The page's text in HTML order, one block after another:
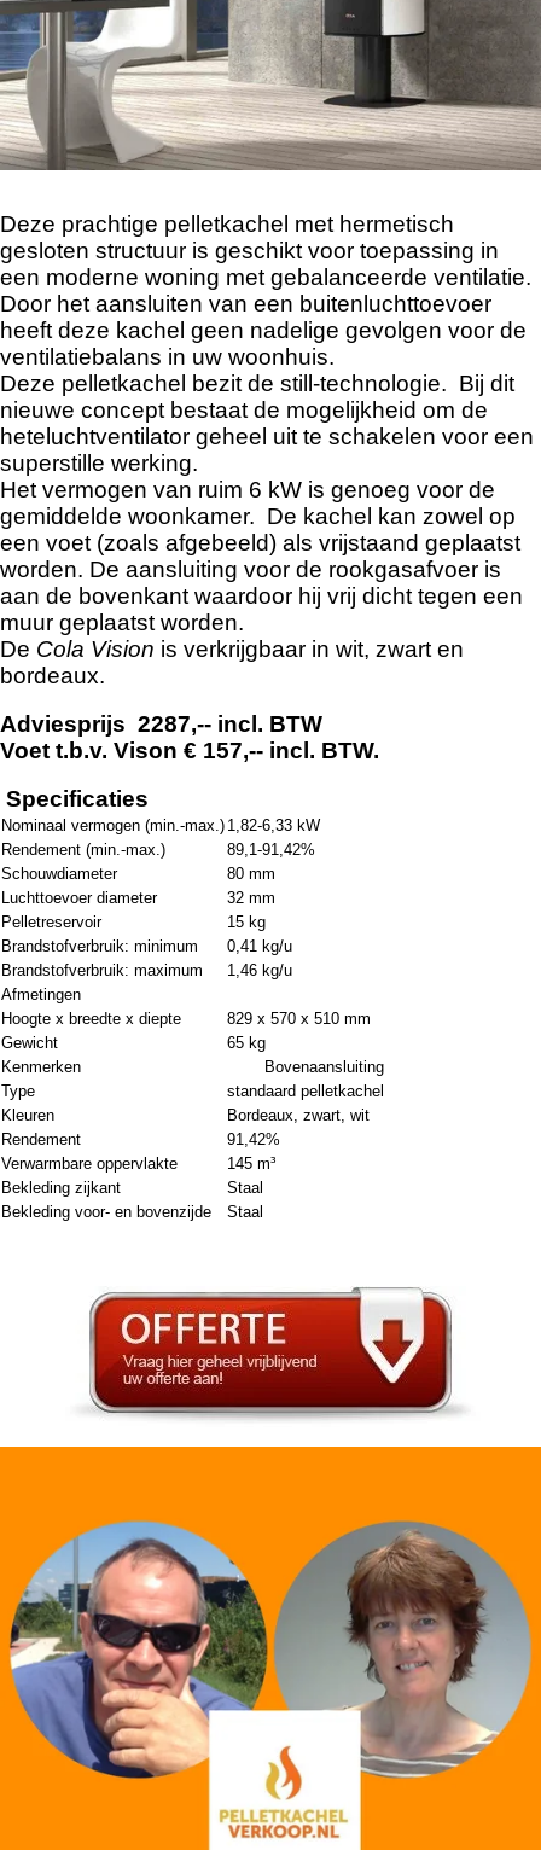
Deze prachtige pelletkachel met hermetisch
gesloten structuur is geschikt voor toepassing in
een moderne woning met gebalanceerde ventilatie.
Door het aansluiten van een buitenluchttoevoer
heeft deze kachel geen nadelige gevolgen voor de
ventilatiebalans in uw woonhuis.
Deze pelletkachel bezit de still-technologie. Bij dit
nieuwe concept bestaat de mogelijkheid om de
heteluchtventilator geheel uit te schakelen voor een
superstille werking.
Het vermogen van ruim 6 kW is genoeg voor de
gemiddelde woonkamer. De kachel kan zowel op
een voet (zoals afgebeeld) als vrijstaand geplaatst
worden. De aansluiting voor de rookgasafvoer is
aan de bovenkant waardoor hij vrij dicht tegen een
muur geplaatst worden.
De Cola Vision is verkrijgbaar in wit, zwart en
bordeaux.
Adviesprijs 2287,-- incl. BTW
Voet t.b.v. Vison € 157,-- incl. BTW.
Specificaties
Nominaal vermogen (min.-max.) 1,82-6,33 kW
Rendement (min.-max.)
89,1-91,42%
Schouwdiameter
80 mm
Luchttoevoer diameter
32 mm
Pelletreservoir
15 kg
Brandstofverbruik: minimum
0,41 kg/u
Brandstofverbruik: maximum
1,46 kg/u
Afmetingen
Hoogte x breedte x diepte
829 x 570 x 510 mm
Gewicht
65 kg
Kenmerken Bovenaansluiting
Type
standaard pelletkachel
Kleuren
Bordeaux, zwart, wit
Rendement
91,42%
Verwarmbare oppervlakte
145 m³
Bekleding zijkant
Staal
Bekleding voor- en bovenzijde
Staal